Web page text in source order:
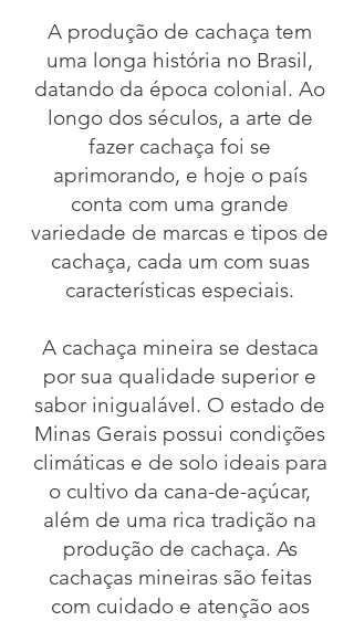
A produção de cachaça tem
uma longa história no Brasil,
datando da época colonial. Ao
longo dos séculos, a arte de
fazer cachaça foi se
aprimorando, e hoje o país
conta com uma grande
variedade de marcas e tipos de
cachaça, cada um com suas
características especiais.
A cachaça mineira se destaca
por sua qualidade superior e
sabor inigualável. O estado de
Minas Gerais possui condições
climáticas e de solo ideais para
o cultivo da cana-de-açúcar,
além de uma rica tradição na
produção de cachaça. As
cachaças mineiras são feitas
com cuidado e atenção aos